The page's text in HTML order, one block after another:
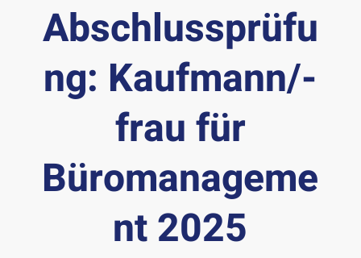
Abschlussprüfu
ng: Kaufmann/-
frau für
Büromanageme
nt 2025